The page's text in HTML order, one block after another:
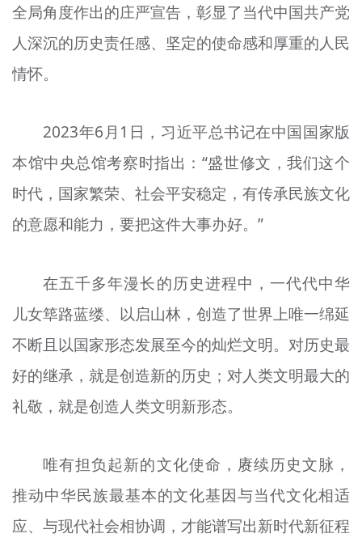
全局角度作出的庄严宣告，彰显了当代中国共产党
人深沉的历史责任感、坚定的使命感和厚重的人民
情怀。
2023年6月1日，习近平总书记在中国国家版
本馆中央总馆考察时指出：“盛世修文，我们这个
时代，国家繁荣、社会平安稳定，有传承民族文化
的意愿和能力，要把这件大事办好。”
在五千多年漫长的历史进程中，一代代中华
儿女筚路蓝缕、以启山林，创造了世界上唯一绵延
不断且以国家形态发展至今的灿烂文明。对历史最
好的继承，就是创造新的历史；对人类文明最大的
礼敬，就是创造人类文明新形态。
唯有担负起新的文化使命，赓续历史文脉，
推动中华民族最基本的文化基因与当代文化相适
应、与现代社会相协调，才能谱写出新时代新征程